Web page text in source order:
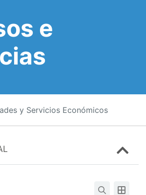
e
y Servicios Económicos